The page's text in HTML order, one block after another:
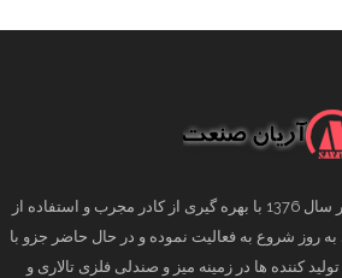
شرکت تولیدی آریان صنعت در سال 1376 با بهره گیری از کادر مجرب و استفاده از
روز شروع به فعالیت نموده و در حال حاضر جزو با
کننده ها در زمینه میز و صندلی فلزی تالاری و